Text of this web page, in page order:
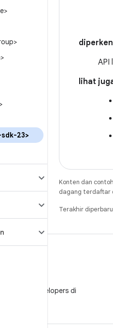
23>
API
lihat
Konten dan
dagang terdaftar
Terakhir
Android Developers di